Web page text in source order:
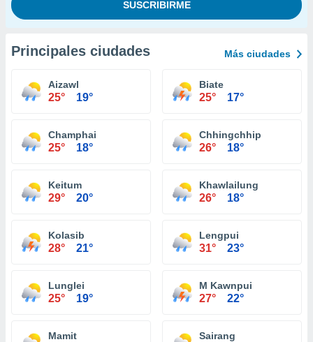
Principales ciudades Más ciudades
Aizawl
25° 19°
Biate
25° 17°
Champhai
25° 18°
Chhingchhip
26° 18°
Keitum
29° 20°
Khawlailung
26° 18°
Kolasib
28° 21°
Lengpui
31° 23°
Lunglei
25° 19°
M Kawnpui
27° 22°
Mamit Sairang